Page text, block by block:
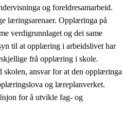
og foreldresamarbeid.
læringsarenaer. Opplæringa på
verdigrunnlaget og dei same
til at opplæring i arbeidslivet har
frå opplæring i skole.
ansvar for at den opplæringa
og læreplanverket.
for å utvikle fag- og